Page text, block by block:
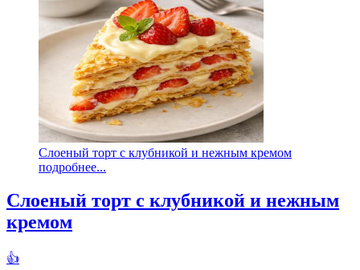
Слоеный торт с клубникой и нежным кремом
подробнее...
Слоеный торт с клубникой и нежным
кремом
👍